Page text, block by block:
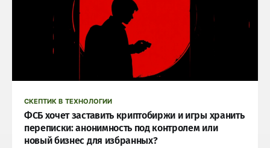
СКЕПТИК В ТЕХНОЛОГИИ
ФСБ хочет заставить криптобиржи и игры хранить
переписки: анонимность под контролем или
новый бизнес для избранных?